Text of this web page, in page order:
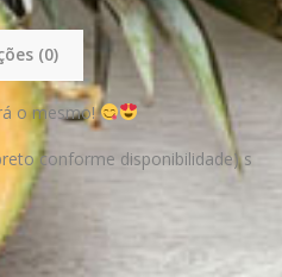
(0)
o mesmo!
conforme disponibilidade) s